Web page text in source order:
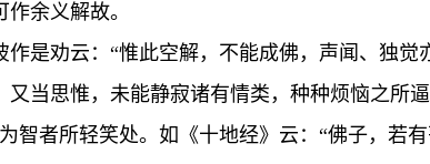
余义解故。
是劝云：“惟此空解，不能成佛，声闻、独觉
当思惟，未能静寂诸有情类，种种烦恼之所
智者所轻笑处。如《十地经》云：“佛子，若